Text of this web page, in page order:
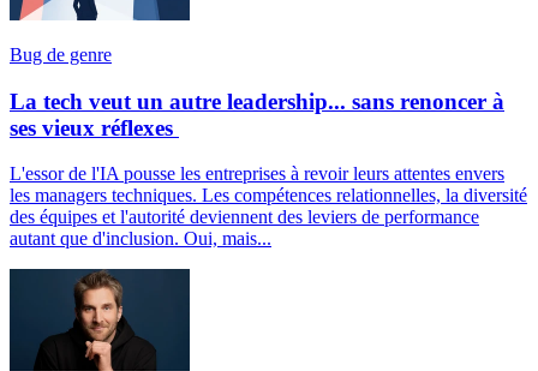
Bug de genre
La tech veut un autre leadership... sans renoncer à
ses vieux réflexes
L'essor de l'IA pousse les entreprises à revoir leurs attentes envers
les managers techniques. Les compétences relationnelles, la diversité
des équipes et l'autorité deviennent des leviers de performance
autant que d'inclusion. Oui, mais...